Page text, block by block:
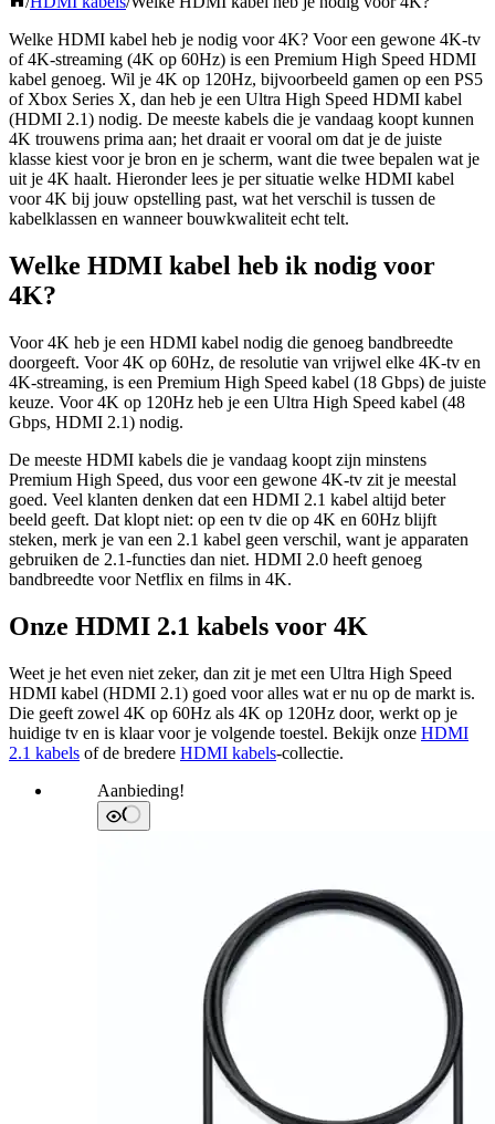
Welke HDMI kabel heb je nodig voor 4K? Voor een gewone 4K-tv
of 4K-streaming (4K op 60Hz) is een Premium High Speed HDMI
kabel genoeg. Wil je 4K op 120Hz, bijvoorbeeld gamen op een PS5
of Xbox Series X, dan heb je een Ultra High Speed HDMI kabel
(HDMI 2.1) nodig. De meeste kabels die je vandaag koopt kunnen
4K trouwens prima aan; het draait er vooral om dat je de juiste
klasse kiest voor je bron en je scherm, want die twee bepalen wat je
uit je 4K haalt. Hieronder lees je per situatie welke HDMI kabel
voor 4K bij jouw opstelling past, wat het verschil is tussen de
kabelklassen en wanneer bouwkwaliteit echt telt.
Welke HDMI kabel heb ik nodig voor
4K?
Voor 4K heb je een HDMI kabel nodig die genoeg bandbreedte
doorgeeft. Voor 4K op 60Hz, de resolutie van vrijwel elke 4K-tv en
4K-streaming, is een Premium High Speed kabel (18 Gbps) de juiste
keuze. Voor 4K op 120Hz heb je een Ultra High Speed kabel (48
Gbps, HDMI 2.1) nodig.
De meeste HDMI kabels die je vandaag koopt zijn minstens
Premium High Speed, dus voor een gewone 4K-tv zit je meestal
goed. Veel klanten denken dat een HDMI 2.1 kabel altijd beter
beeld geeft. Dat klopt niet: op een tv die op 4K en 60Hz blijft
steken, merk je van een 2.1 kabel geen verschil, want je apparaten
gebruiken de 2.1-functies dan niet. HDMI 2.0 heeft genoeg
bandbreedte voor Netflix en films in 4K.
Onze HDMI 2.1 kabels voor 4K
Weet je het even niet zeker, dan zit je met een Ultra High Speed
HDMI kabel (HDMI 2.1) goed voor alles wat er nu op de markt is.
Die geeft zowel 4K op 60Hz als 4K op 120Hz door, werkt op je
huidige tv en is klaar voor je volgende toestel. Bekijk onze HDMI
2.1 kabels of de bredere HDMI kabels-collectie.
Aanbieding!